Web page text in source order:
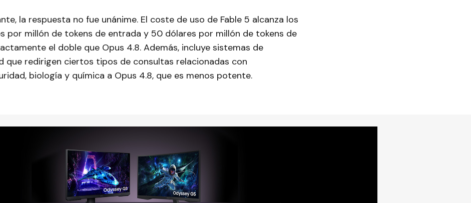
la respuesta no fue unánime. El coste de uso de Fable 5 alcanza los
por millón de tokens de entrada y 50 dólares por millón de tokens de
el doble que Opus 4.8. Además, incluye sistemas de
que redirigen ciertos tipos de consultas relacionadas con
biología y química a Opus 4.8, que es menos potente.